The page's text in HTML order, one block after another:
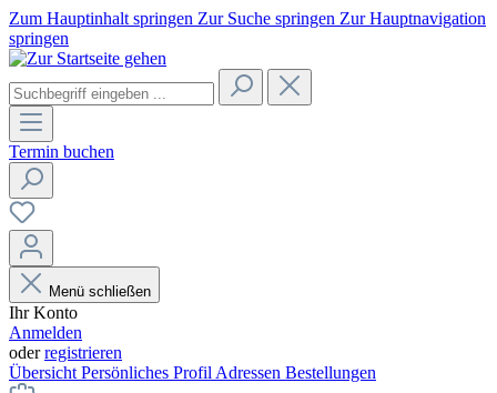
Zum Hauptinhalt springen Zur Suche springen Zur Hauptnavigation
springen
Termin buchen
Menü schließen
Ihr Konto
Anmelden
oderregistrieren
Übersicht Persönliches Profil Adressen Bestellungen